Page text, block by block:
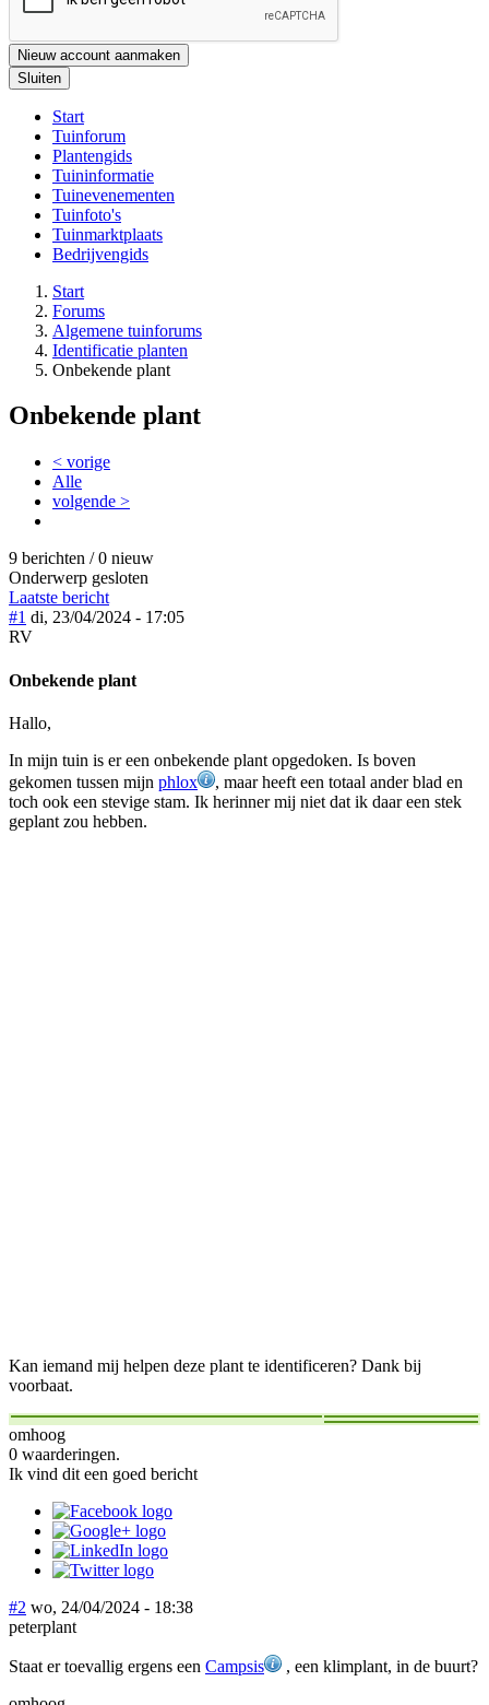
Nieuw account aanmaken
Sluiten
Start
Tuinforum
Plantengids
Tuininformatie
Tuinevenementen
Tuinfoto's
Tuinmarktplaats
Bedrijvengids
Start
Forums
Algemene tuinforums
Identificatie planten
Onbekende plant
Onbekende plant
< vorige
Alle
volgende >
9 berichten / 0 nieuw
Onderwerp gesloten
Laatste bericht
#1 di, 23/04/2024 - 17:05
RV
Onbekende plant
Hallo,
In mijn tuin is er een onbekende plant opgedoken. Is boven
gekomen tussen mijn phlox
, maar heeft een totaal ander blad en
toch ook een stevige stam. Ik herinner mij niet dat ik daar een stek
geplant zou hebben.
Kan iemand mij helpen deze plant te identificeren? Dank bij
voorbaat.
omhoog
0 waarderingen.
Ik vind dit een goed bericht
#2 wo, 24/04/2024 - 18:38
peterplant
Staat er toevallig ergens een Campsis
, een klimplant, in de buurt?